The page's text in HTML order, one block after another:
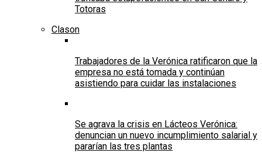
Totoras
Clason
Trabajadores de la Verónica ratificaron que la
empresa no está tomada y continúan
asistiendo para cuidar las instalaciones
Se agrava la crisis en Lácteos Verónica:
denuncian un nuevo incumplimiento salarial y
pararían las tres plantas